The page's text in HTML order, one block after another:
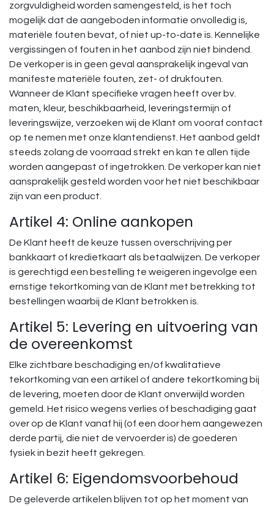
zorgvuldigheid worden samengesteld, is het toch
mogelijk dat de aangeboden informatie onvolledig is,
materiële fouten bevat, of niet up-to-date is. Kennelijke
vergissingen of fouten in het aanbod zijn niet bindend.
De verkoper is in geen geval aansprakelijk ingeval van
manifeste materiële fouten, zet- of drukfouten.
Wanneer de Klant specifieke vragen heeft over bv.
maten, kleur, beschikbaarheid, leveringstermijn of
leveringswijze, verzoeken wij de Klant om vooraf contact
op te nemen met onze klantendienst. Het aanbod geldt
steeds zolang de voorraad strekt en kan te allen tijde
worden aangepast of ingetrokken. De verkoper kan niet
aansprakelijk gesteld worden voor het niet beschikbaar
zijn van een product.
Artikel 4: Online aankopen
De Klant heeft de keuze tussen overschrijving per
bankkaart of kredietkaart als betaalwijzen. De verkoper
is gerechtigd een bestelling te weigeren ingevolge een
ernstige tekortkoming van de Klant met betrekking tot
bestellingen waarbij de Klant betrokken is.
Artikel 5: Levering en uitvoering van
de overeenkomst
Elke zichtbare beschadiging en/of kwalitatieve
tekortkoming van een artikel of andere tekortkoming bij
de levering, moeten door de Klant onverwijld worden
gemeld. Het risico wegens verlies of beschadiging gaat
over op de Klant vanaf hij (of een door hem aangewezen
derde partij, die niet de vervoerder is) de goederen
fysiek in bezit heeft gekregen.
Artikel 6: Eigendomsvoorbehoud
De geleverde artikelen blijven tot op het moment van